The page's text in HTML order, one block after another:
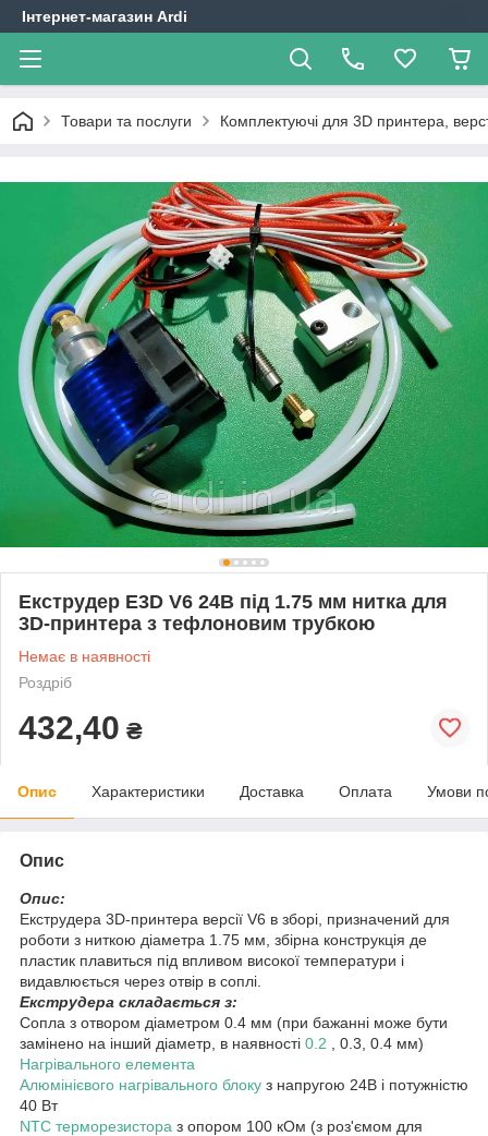
Інтернет-магазин Ardi
Товари та послуги Комплектуючі для 3D принтера,
Екструдер E3D V6 24В під 1.75 мм нитка для
3D-принтера з тефлоновим трубкою
Немає в наявності
Роздріб
432,40 ₴
Опис Характеристики Доставка Оплата Умови
Опис
Опис:
Екструдера 3D-принтера версії V6 в зборі, призначений для
роботи з ниткою діаметра 1.75 мм, збірна конструкція де
пластик плавиться під впливом високої температури і
видавлюється через отвір в соплі.
Екструдера складається з:
Сопла з отвором діаметром 0.4 мм (при бажанні може бути
замінено на інший діаметр, в наявності 0.2 , 0.3, 0.4 мм)
Нагрівального елемента
Алюмінієвого нагрівального блоку з напругою 24В і потужністю
40 Вт
NTC терморезистора з опором 100 кОм (з роз'ємом для